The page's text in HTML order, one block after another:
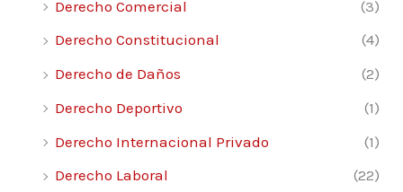
Derecho Comercial
(3)
Derecho Constitucional
(4)
Derecho de Daños
(2)
Derecho Deportivo
(1)
Derecho Internacional Privado
(1)
Derecho Laboral
(22)